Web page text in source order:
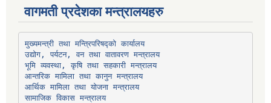
वागमती प्रदेशका मन्त्रालयहरु
मुख्यमन्त्री तथा मन्त्रिपरिषद्को कार्यालय
उद्योग, पर्यटन, वन तथा वातावरण मन्त्रालय
भूमि व्यवस्था, कृषि तथा सहकारी मन्त्रालय
आन्तरिक मामिला तथा कानुन मन्त्रालय
आर्थिक मामिला तथा योजना मन्त्रालय
सामाजिक विकास मन्त्रालय